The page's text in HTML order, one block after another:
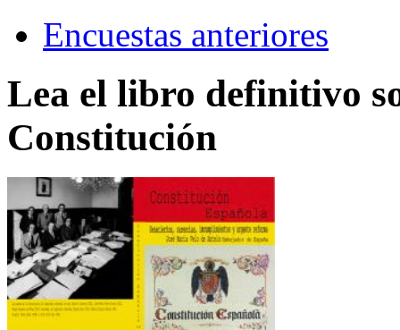
Encuestas anteriores
Lea el libro definitivo
Constitución